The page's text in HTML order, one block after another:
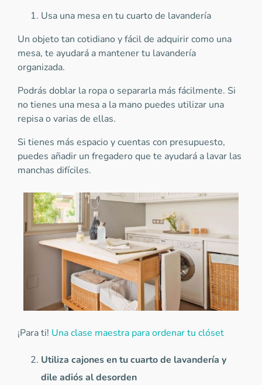
Usa una mesa en tu cuarto de lavandería
Un objeto tan cotidiano y fácil de adquirir como una
mesa, te ayudará a mantener tu lavandería
organizada.
Podrás doblar la ropa o separarla más fácilmente. Si
no tienes una mesa a la mano puedes utilizar una
repisa o varias de ellas.
Si tienes más espacio y cuentas con presupuesto,
puedes añadir un fregadero que te ayudará a lavar las
manchas difíciles.
¡Para ti! Una clase maestra para ordenar tu clóset
Utiliza cajones en tu cuarto de lavandería y
dile adiós al desorden